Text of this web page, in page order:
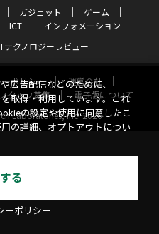
ガジェット
ゲーム
ICT
インフォメーション
テクノロジーレビュー
ポリシー
運営会社
タッフ募集
電子版について
Laboratories, Inc. 2026
広告配信などのために、
取得・利用しています。これ
の設定や使用に同意したこ
の詳細、オプトアウトについ
る
ーポリシー